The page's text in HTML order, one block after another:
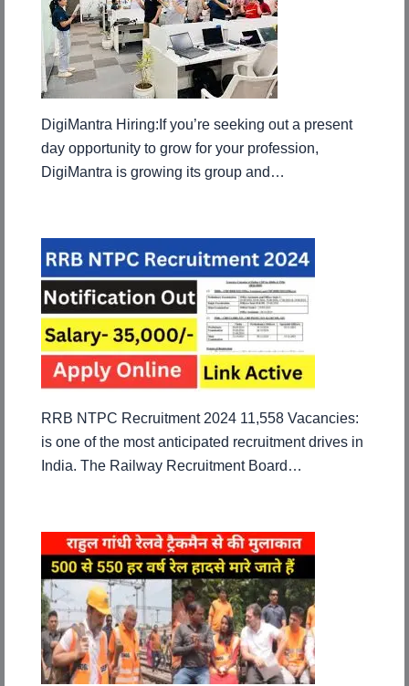
DigiMantra Hiring:If you’re seeking out a present
day opportunity to grow for your profession,
DigiMantra is growing its group and…
RRB NTPC Recruitment 2024 11,558 Vacancies:
is one of the most anticipated recruitment drives in
India. The Railway Recruitment Board…